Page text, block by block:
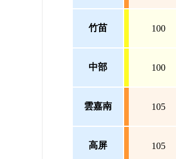
竹苗 100
中部 100
雲嘉南 105
高屏 105